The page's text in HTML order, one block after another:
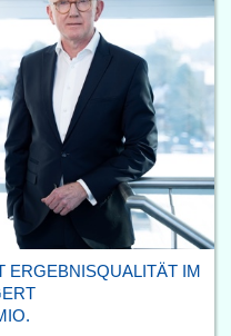
ERGEBNISQUALITÄT IM